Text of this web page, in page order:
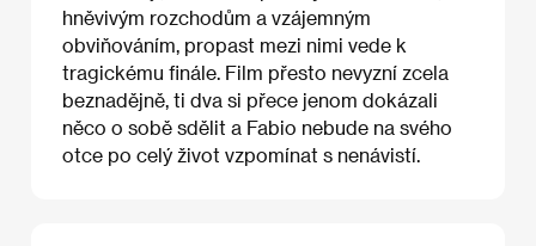
hněvivým rozchodům a vzájemným
obviňováním, propast mezi nimi vede k
tragickému finále. Film přesto nevyzní zcela
beznadějně, ti dva si přece jenom dokázali
něco o sobě sdělit a Fabio nebude na svého
otce po celý život vzpomínat s nenávistí.